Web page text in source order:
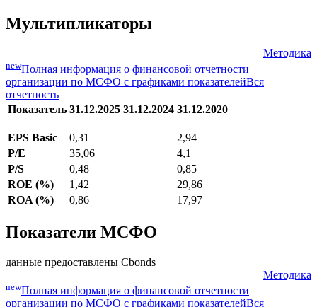
Мультипликаторы
Методика
newПолная информация о финансовой отчетности
организации по МСФО с графиками показателейВся
отчетность
Показатель 31.12.2025 31.12.2024 31.12.2020
EPS Basic 0,31
2,94
P/E
35,06
4,1
P/S
0,48
0,85
ROE (%)
1,42
29,86
ROA (%)
0,86 17,97
Показатели МСФО
данные предоставлены Cbonds
Методика
newПолная информация о финансовой отчетности
организации по МСФО с графиками показателейВся